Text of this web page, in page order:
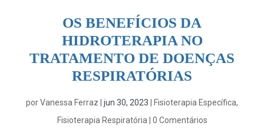
OS BENEFÍCIOS DA
HIDROTERAPIA NO
TRATAMENTO DE DOENÇAS
RESPIRATÓRIAS
porVanessa Ferraz jun 30, 2023 Fisioterapia Específica,
Fisioterapia Respiratória| 0 Comentários